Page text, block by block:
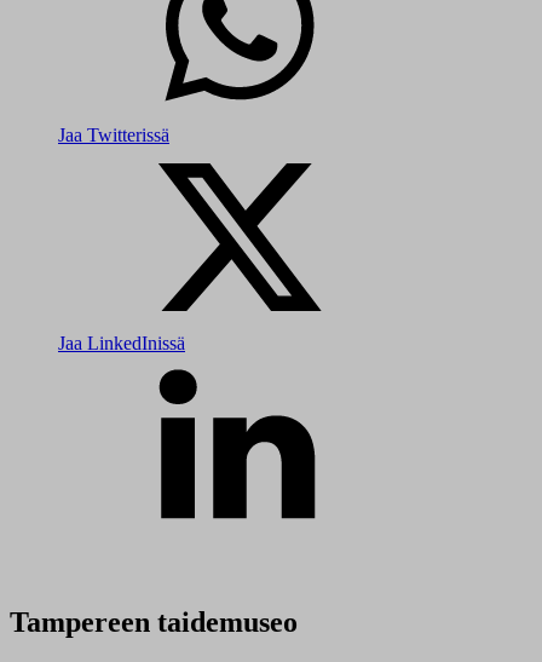
Jaa Twitterissä
Jaa LinkedInissä
Tampereen taidemuseo